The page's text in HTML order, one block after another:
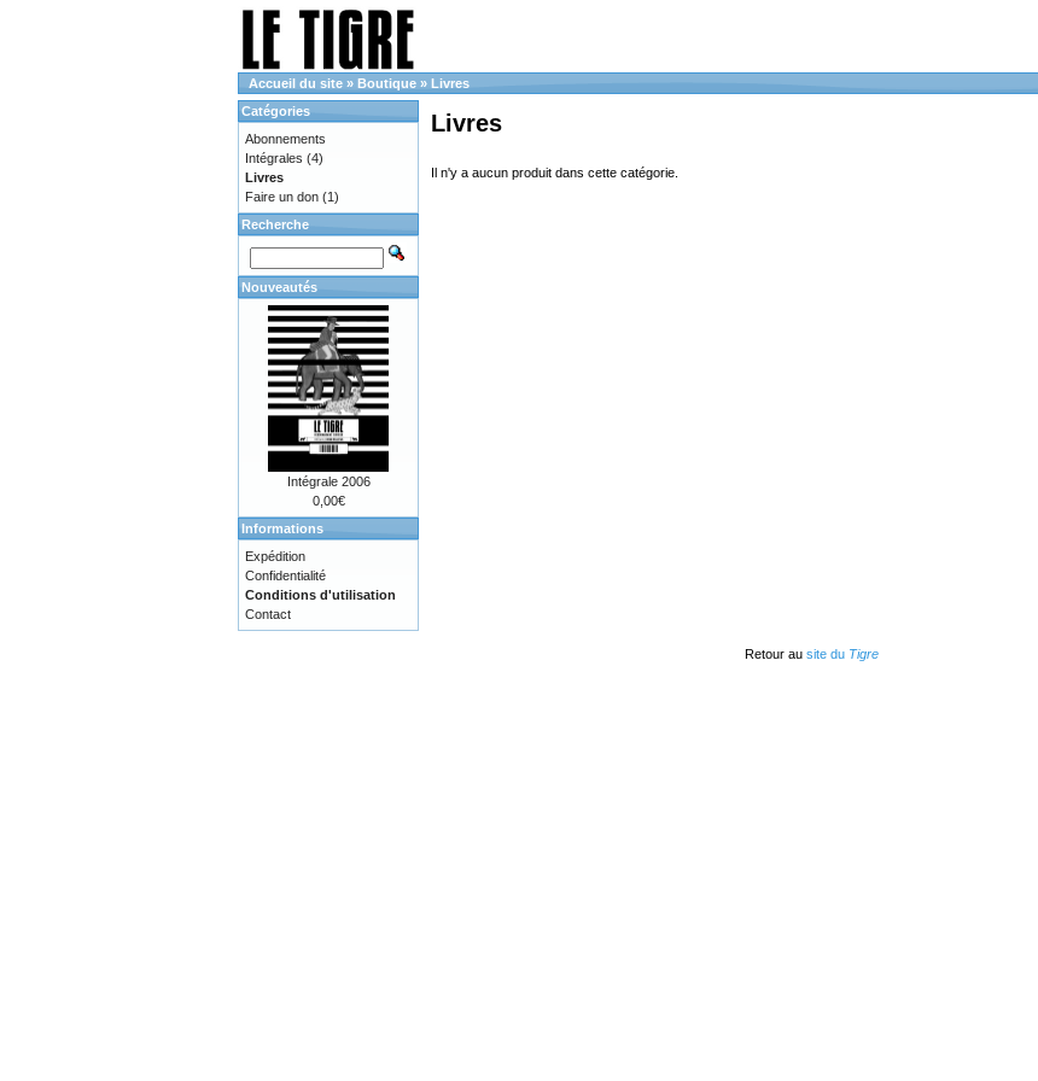
Accueil du site » Boutique » Livres
Livres
Il n'y a aucun produit dans cette catégorie.
Catégories
Abonnements
Intégrales (4)
Livres
Faire un don (1)
Recherche
Nouveautés
Intégrale 2006
0,00€
Informations
Expédition
Confidentialité
Conditions d'utilisation
Contact
Retour au site du Tigre